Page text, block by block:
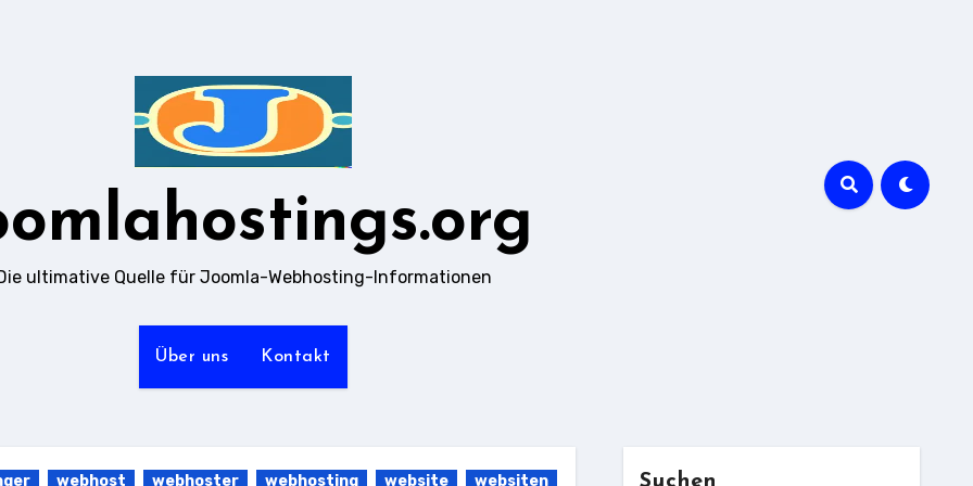
ultimative Quelle für Joomla-Webhosting-Informationen
Über uns Kontakt
webhost webhoster webhosting website websiten Suchen